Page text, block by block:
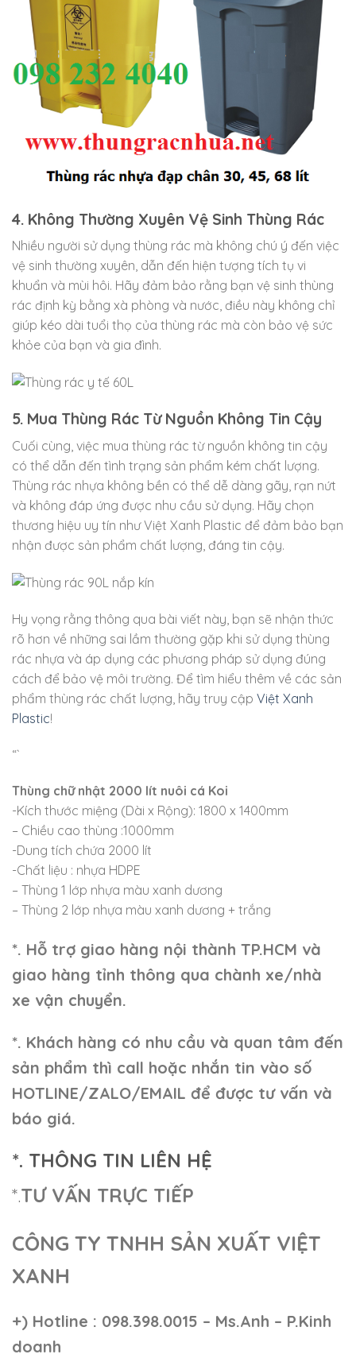
4. Không Thường Xuyên Vệ Sinh Thùng Rác
Nhiều người sử dụng thùng rác mà không chú ý đến việc
vệ sinh thường xuyên, dẫn đến hiện tượng tích tụ vi
khuẩn và mùi hôi. Hãy đảm bảo rằng bạn vệ sinh thùng
rác định kỳ bằng xà phòng và nước, điều này không chỉ
giúp kéo dài tuổi thọ của thùng rác mà còn bảo vệ sức
khỏe của bạn và gia đình.
5. Mua Thùng Rác Từ Nguồn Không Tin Cậy
Cuối cùng, việc mua thùng rác từ nguồn không tin cậy
có thể dẫn đến tình trạng sản phẩm kém chất lượng.
Thùng rác nhựa không bền có thể dễ dàng gãy, rạn nứt
và không đáp ứng được nhu cầu sử dụng. Hãy chọn
thương hiệu uy tín như Việt Xanh Plastic để đảm bảo bạn
nhận được sản phẩm chất lượng, đáng tin cậy.
Hy vọng rằng thông qua bài viết này, bạn sẽ nhận thức
rõ hơn về những sai lầm thường gặp khi sử dụng thùng
rác nhựa và áp dụng các phương pháp sử dụng đúng
cách để bảo vệ môi trường. Để tìm hiểu thêm về các sản
phẩm thùng rác chất lượng, hãy truy cập Việt Xanh
Plastic!
“`
Thùng chữ nhật 2000 lít nuôi cá Koi
-Kích thước miệng (Dài x Rộng): 1800 x 1400mm
– Chiều cao thùng :1000mm
-Dung tích chứa 2000 lít
-Chất liệu : nhựa HDPE
– Thùng 1 lớp nhựa màu xanh dương
– Thùng 2 lớp nhựa màu xanh dương + trắng
*. Hỗ trợ giao hàng nội thành TP.HCM và
giao hàng tỉnh thông qua chành xe/nhà
xe vận chuyển.
*. Khách hàng có nhu cầu và quan tâm đến
sản phẩm thì call hoặc nhắn tin vào số
HOTLINE/ZALO/EMAIL để được tư vấn và
báo giá.
*. THÔNG TIN LIÊN HỆ
*.TƯ VẤN TRỰC TIẾP
CÔNG TY TNHH SẢN XUẤT VIỆT
XANH
+) Hotline : 098.398.0015 – Ms.Anh – P.Kinh
doanh